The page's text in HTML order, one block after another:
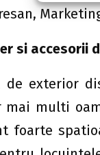
si accesorii
de exterior
mai multi
foarte